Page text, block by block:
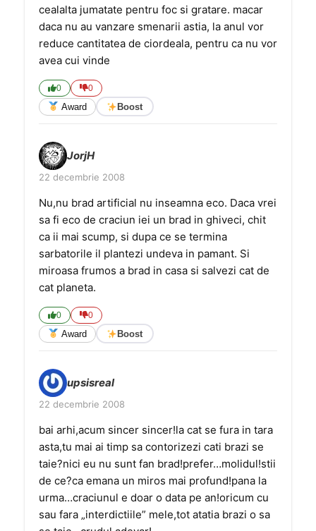
cealalta jumatate pentru foc si gratare. macar
daca nu au vanzare smenarii astia, la anul vor
reduce cantitatea de ciordeala, pentru ca nu vor
avea cui vinde
0 0
Award Boost
JorjH
22 decembrie 2008
Nu,nu brad artificial nu inseamna eco. Daca vrei
sa fi eco de craciun iei un brad in ghiveci, chit
ca ii mai scump, si dupa ce se termina
sarbatorile il plantezi undeva in pamant. Si
miroasa frumos a brad in casa si salvezi cat de
cat planeta.
0 0
Award Boost
upsisreal
22 decembrie 2008
bai arhi,acum sincer sincer!la cat se fura in tara
asta,tu mai ai timp sa contorizezi cati brazi se
taie?nici eu nu sunt fan brad!prefer…molidul!stii
de ce?ca emana un miros mai profund!pana la
urma…craciunul e doar o data pe an!oricum cu
sau fara „interdictiile” mele,tot atatia brazi o sa